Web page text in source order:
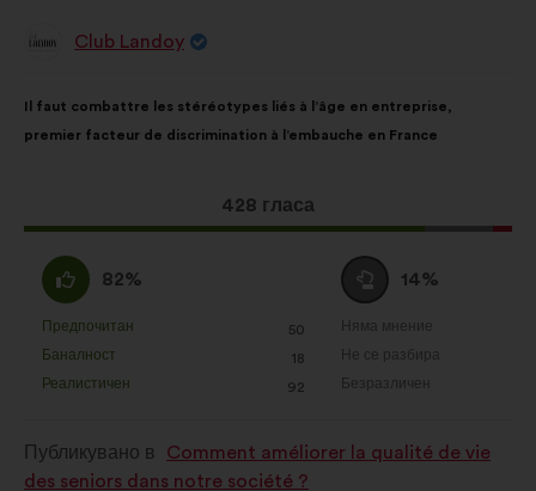
ПредложениеClub Landoy
на
предложението:
Il faut combattre les stéréotypes liés à l’âge en entreprise,
premier facteur de discrimination à l’embauche en France
Това
предложение
428 гласа
разпределението
е:
Съгласен
съм
:
82%
в
:
Предпочитан
: 50
пъти
Баналност
: 18
пъти
Реалистичен
: 92
пъти
Въздържал
се
:
14%
в
Няма мнение
:пъти
Не се разбира
:пъти
Безразличен
:пъти
Публикувано в
Comment améliorer la qualité de vie
des seniors dans notre société ?